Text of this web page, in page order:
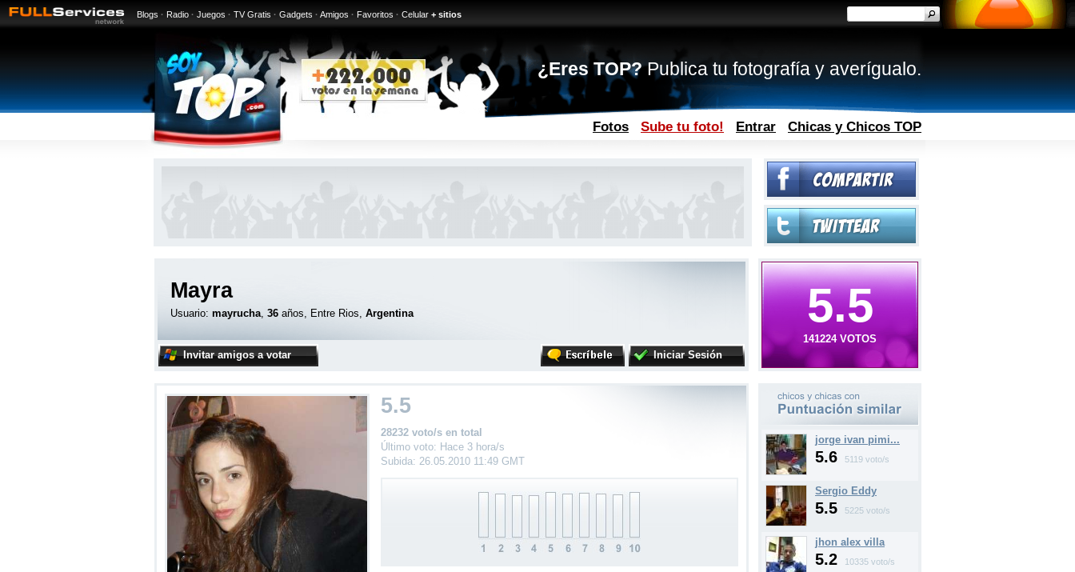
Blogs · Radio · Juegos · TV Gratis · Gadgets · Amigos · Favoritos · Celular + sitios
¿Eres TOP?Publica tu fotografía y averígualo.
Fotos Sube tu foto! Entrar Chicas y Chicos TOP
5.5
141224 VOTOS
Mayra
Usuario: mayrucha, 36 años, Entre Rios, Argentina
Iniciar Sesión
Invitar amigos a votar
jorge ivan pimi...
5.6 5119 voto/s
Sergio Eddy
5.5 5225 voto/s
jhon alex villa
5.2 10335 voto/s
5.5
28232 voto/s en total
Último voto: Hace 3 hora/s
Subida: 26.05.2010 11:49 GMT